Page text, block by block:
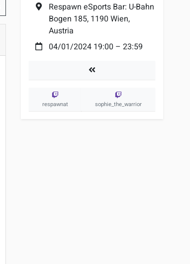
Ort:
Respawn eSports Bar: U-Bahn
Bogen 185, 1190 Wien,
Austria
Datum:
04/01/2024 19:00 – 23:59
Turniere
respawnat sophie_the_warrior